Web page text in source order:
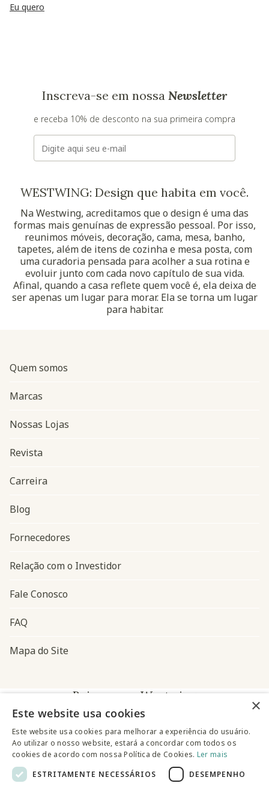
Eu quero
Inscreva-se em nossa Newsletter
e receba 10% de desconto na sua primeira compra
E-mail
WESTWING: Design que habita em você.
Na Westwing, acreditamos que o design é uma das
formas mais genuínas de expressão pessoal. Por isso,
reunimos móveis, decoração, cama, mesa, banho,
tapetes, além de itens de cozinha e mesa posta, com
uma curadoria pensada para acolher a sua rotina e
evoluir junto com cada novo capítulo de sua vida.
Afinal, quando a casa reflete quem você é, ela deixa de
ser apenas um lugar para morar. Ela se torna um lugar
para habitar.
Navegação do rodapé
Quem somos
Marcas
Nossas Lojas
Revista
Carreira
Blog
Fornecedores
Relação com o Investidor
Fale Conosco
FAQ
Mapa do Site
Baixe o app Westwing
×
Este website usa cookies
Este website usa cookies para melhorar a experiência do usuário.
Ao utilizar o nosso website, estará a concordar com todos os
cookies de acordo com nossa Política de Cookies. Ler mais
ESTRITAMENTE NECESSÁRIOS
DESEMPENHO